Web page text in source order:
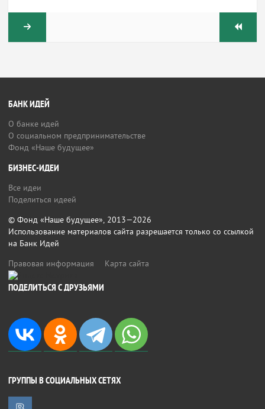
БАНК ИДЕЙ
О банке идей
О социальном предпринимательстве
Фонд «Наше будущее»
БИЗНЕС-ИДЕИ
Все идеи
Поделиться идеей
© Фонд «Наше будущее», 2013—2026
Использование материалов сайта разрешается только со ссылкой
на Банк Идей
Правовая информация
Карта сайта
ПОДЕЛИТЬСЯ С ДРУЗЬЯМИ
ГРУППЫ В СОЦИАЛЬНЫХ СЕТЯХ